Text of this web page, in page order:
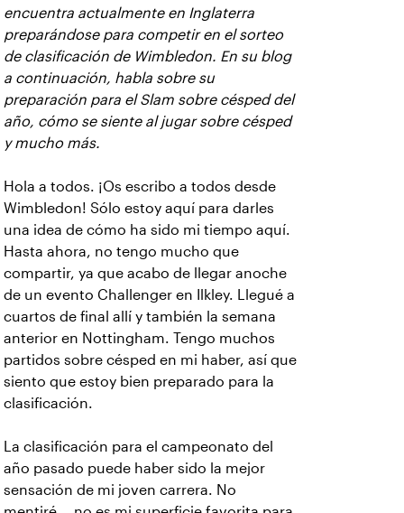
encuentra actualmente en Inglaterra
preparándose para competir en el sorteo
de clasificación de Wimbledon. En su blog
a continuación, habla sobre su
preparación para el Slam sobre césped del
año, cómo se siente al jugar sobre césped
y mucho más.
Hola a todos. ¡Os escribo a todos desde
Wimbledon! Sólo estoy aquí para darles
una idea de cómo ha sido mi tiempo aquí.
Hasta ahora, no tengo mucho que
compartir, ya que acabo de llegar anoche
de un evento Challenger en Ilkley. Llegué a
cuartos de final allí y también la semana
anterior en Nottingham. Tengo muchos
partidos sobre césped en mi haber, así que
siento que estoy bien preparado para la
clasificación.
La clasificación para el campeonato del
año pasado puede haber sido la mejor
sensación de mi joven carrera. No